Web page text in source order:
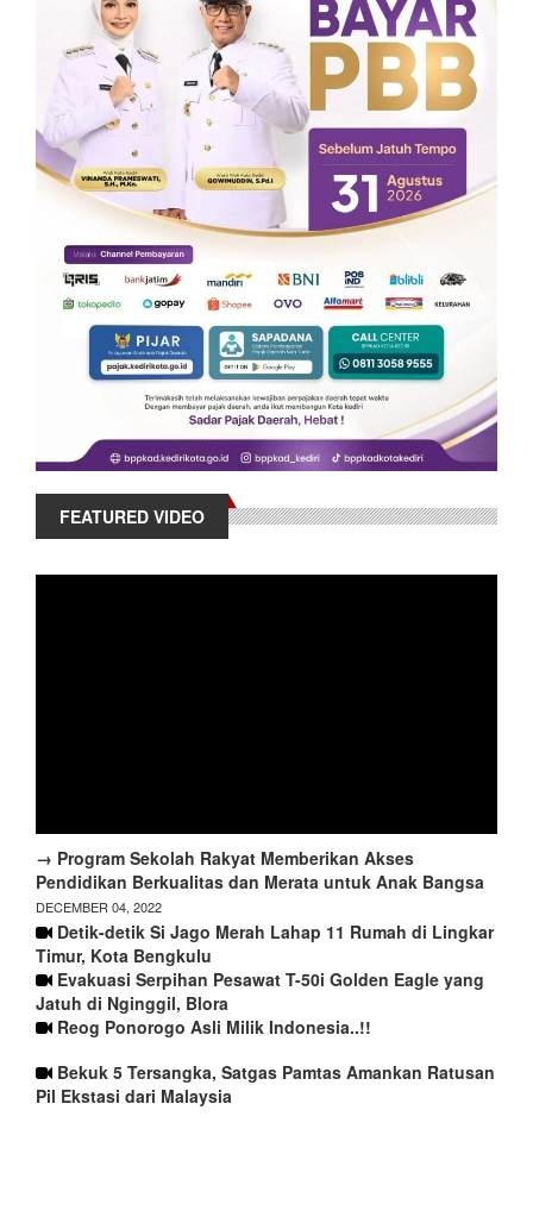
FEATURED VIDEO
→ Program Sekolah Rakyat Memberikan Akses
Pendidikan Berkualitas dan Merata untuk Anak Bangsa
DECEMBER 04, 2022
Detik-detik Si Jago Merah Lahap 11 Rumah di Lingkar
Timur, Kota Bengkulu
Evakuasi Serpihan Pesawat T-50i Golden Eagle yang
Jatuh di Nginggil, Blora
Reog Ponorogo Asli Milik Indonesia..!!
Bekuk 5 Tersangka, Satgas Pamtas Amankan Ratusan
Pil Ekstasi dari Malaysia